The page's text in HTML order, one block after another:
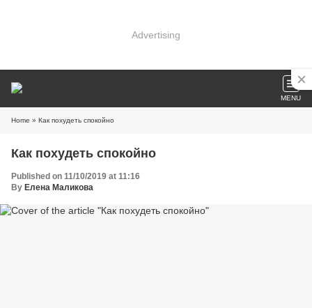
Advertising
MENU
Home » Как похудеть спокойно
Как похудеть спокойно
Published on 11/10/2019 at 11:16
By Елена Маликова